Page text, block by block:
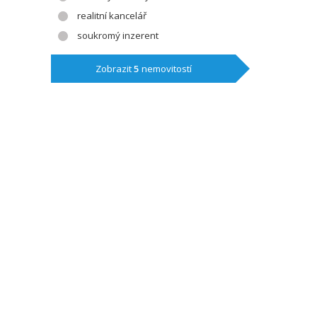
realitní kancelář
soukromý inzerent
Zobrazit5 nemovitostí